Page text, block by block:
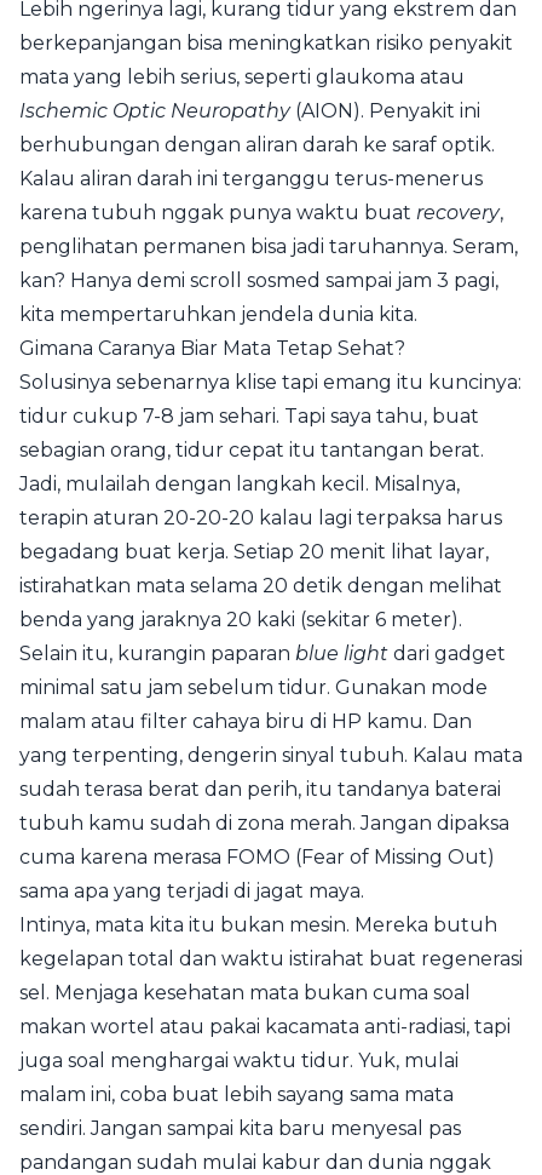
Lebih ngerinya lagi, kurang tidur yang ekstrem dan
berkepanjangan bisa meningkatkan risiko penyakit
mata yang lebih serius, seperti glaukoma atau
Ischemic Optic Neuropathy(AION). Penyakit ini
berhubungan dengan aliran darah ke saraf optik.
Kalau aliran darah ini terganggu terus-menerus
karena tubuh nggak punya waktu buat recovery,
penglihatan permanen bisa jadi taruhannya. Seram,
kan? Hanya demi scroll sosmed sampai jam 3 pagi,
kita mempertaruhkan jendela dunia kita.
Gimana Caranya Biar Mata Tetap Sehat?
Solusinya sebenarnya klise tapi emang itu kuncinya:
tidur cukup 7-8 jam sehari. Tapi saya tahu, buat
sebagian orang, tidur cepat itu tantangan berat.
Jadi, mulailah dengan langkah kecil. Misalnya,
terapin aturan 20-20-20 kalau lagi terpaksa harus
begadang buat kerja. Setiap 20 menit lihat layar,
istirahatkan mata selama 20 detik dengan melihat
benda yang jaraknya 20 kaki (sekitar 6 meter).
Selain itu, kurangin paparan blue light dari gadget
minimal satu jam sebelum tidur. Gunakan mode
malam atau filter cahaya biru di HP kamu. Dan
yang terpenting, dengerin sinyal tubuh. Kalau mata
sudah terasa berat dan perih, itu tandanya baterai
tubuh kamu sudah di zona merah. Jangan dipaksa
cuma karena merasa FOMO (Fear of Missing Out)
sama apa yang terjadi di jagat maya.
Intinya, mata kita itu bukan mesin. Mereka butuh
kegelapan total dan waktu istirahat buat regenerasi
sel. Menjaga kesehatan mata bukan cuma soal
makan wortel atau pakai kacamata anti-radiasi, tapi
juga soal menghargai waktu tidur. Yuk, mulai
malam ini, coba buat lebih sayang sama mata
sendiri. Jangan sampai kita baru menyesal pas
pandangan sudah mulai kabur dan dunia nggak